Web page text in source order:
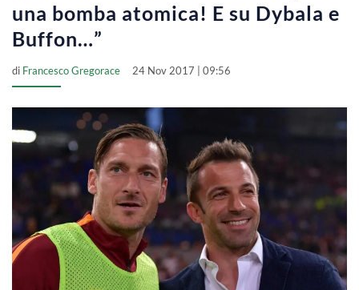
una bomba atomica! E su Dybala e
Buffon…”
di Francesco Gregorace 24 Nov 2017 | 09:56